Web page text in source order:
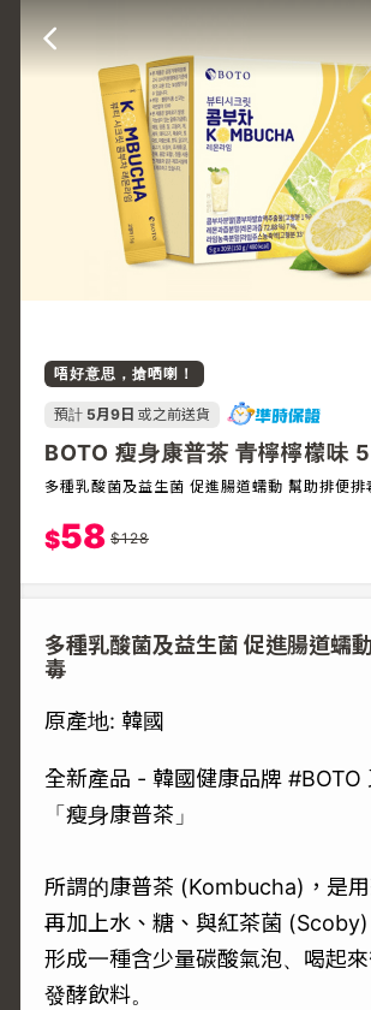
唔好意思，搶哂喇！
預計 5月9日 或之前送貨
BOTO 瘦身康普茶 青檸檸檬味
多種乳酸菌及益生菌 促進腸道蠕動 幫助排便排
$58 $128
多種乳酸菌及益生菌 促進腸道蠕
毒
原產地: 韓國
全新產品 - 韓國健康品牌 #BOTO
「瘦身康普茶」
所謂的康普茶 (Kombucha)，是
再加上水、糖、與紅茶菌 (Scoby)
形成一種含少量碳酸氣泡、喝起
發酵飲料。